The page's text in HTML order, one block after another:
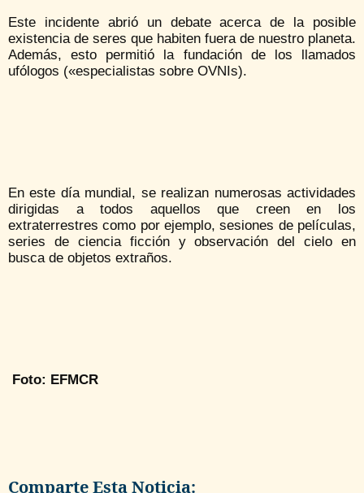
Este incidente abrió un debate acerca de la posible
existencia de seres que habiten fuera de nuestro planeta.
Además, esto permitió la fundación de los llamados
ufólogos («especialistas sobre OVNIs).
En este día mundial, se realizan numerosas actividades
dirigidas a todos aquellos que creen en los
extraterrestres como por ejemplo, sesiones de películas,
series de ciencia ficción y observación del cielo en
busca de objetos extraños.
Foto: EFMCR
Comparte Esta Noticia: